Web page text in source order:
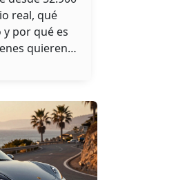
real, qué
por qué es
quieren